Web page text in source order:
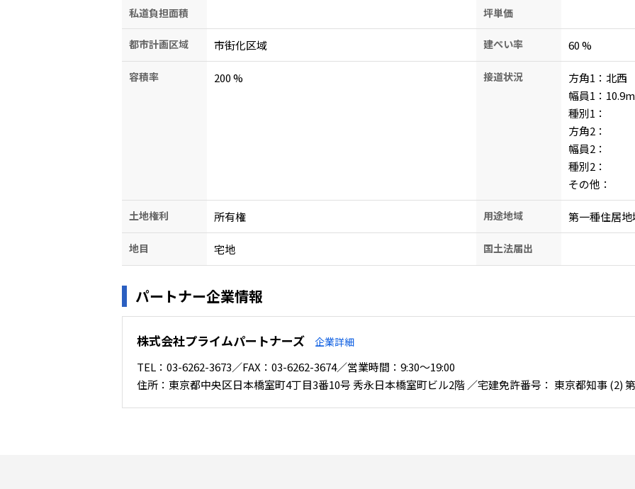
私道負担面積 坪単価
都市計画区域 市街化区域 建ぺい率 60%
容積率 200% 接道状況
方角1：北西
幅員1：10.9m
種別1：
方角2：
幅員2：
種別2：
その他：
土地権利 所有権 用途地域 第一種住居地
地目 宅地 国土法届出
パートナー企業情報
株式会社プライムパートナーズ 企業詳細
TEL：03-6262-3673／FAX：03-6262-3674／営業時間：9:30〜19:00
住所：東京都中央区日本橋室町4丁目3番10号 秀永日本橋室町ビル2階 ／宅建免許番号： 東京都知事 (2)